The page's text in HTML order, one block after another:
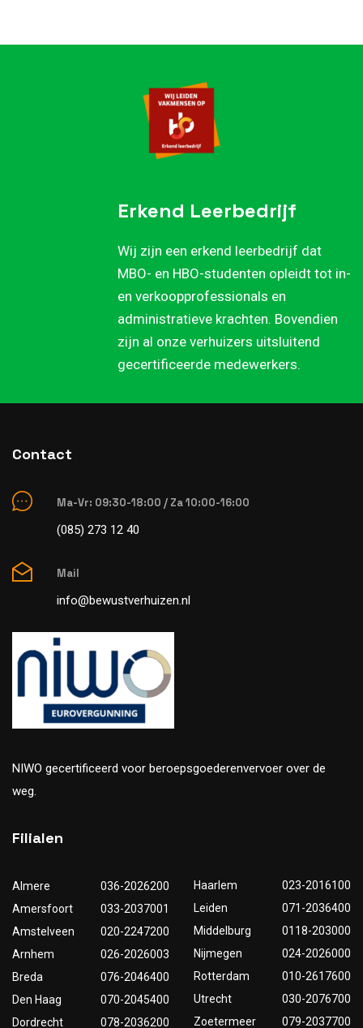
Erkend Leerbedrijf
Wij zijn een erkend leerbedrijf dat
MBO- en HBO-studenten opleidt tot in-
en verkoopprofessionals en
administratieve krachten. Bovendien
zijn al onze verhuizers uitsluitend
gecertificeerde medewerkers.
Contact
Ma-Vr: 09:30-18:00 / Za 10:00-16:00
(085) 273 12 40
Mail
info@bewustverhuizen.nl
NIWO gecertificeerd voor beroepsgoederenvervoer over de
weg.
Filialen
Almere
036-2026200
Amersfoort
033-2037001
Amstelveen
020-2247200
Arnhem
026-2026003
Breda
076-2046400
Den Haag
070-2045400
Dordrecht
078-2036200
Haarlem
023-2016100
Leiden
071-2036400
Middelburg
0118-203000
Nijmegen
024-2026000
Rotterdam
010-2617600
Utrecht
030-2076700
Zoetermeer
079-2037700